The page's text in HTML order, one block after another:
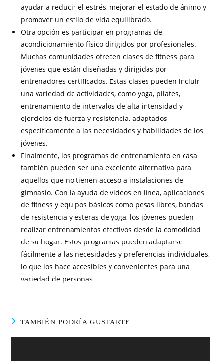
ayudar a reducir el estrés, mejorar el estado de ánimo y
promover un estilo de vida equilibrado.
Otra opción es participar en programas de
acondicionamiento físico dirigidos por profesionales.
Muchas comunidades ofrecen clases de fitness para
jóvenes que están diseñadas y dirigidas por
entrenadores certificados. Estas clases pueden incluir
una variedad de actividades, como yoga, pilates,
entrenamiento de intervalos de alta intensidad y
ejercicios de fuerza y resistencia, adaptados
específicamente a las necesidades y habilidades de los
jóvenes.
Finalmente, los programas de entrenamiento en casa
también pueden ser una excelente alternativa para
aquellos que no tienen acceso a instalaciones de
gimnasio. Con la ayuda de videos en línea, aplicaciones
de fitness y equipos básicos como pesas libres, bandas
de resistencia y esteras de yoga, los jóvenes pueden
realizar entrenamientos efectivos desde la comodidad
de su hogar. Estos programas pueden adaptarse
fácilmente a las necesidades y preferencias individuales,
lo que los hace accesibles y convenientes para una
variedad de personas.
TAMBIÉN PODRÍA GUSTARTE